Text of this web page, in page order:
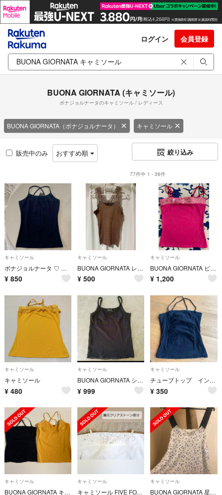
ログイン 会員登録
BUONA GIORNATA (キャミソール)
ボナジョルナータのキャミソール / レディース
BUONA GIORNATA（ボナジョルナータ） キャミソール
販売中のみ おすすめ順 絞り込み
77件中 1 - 36件
キャミソール
ボナジョルナータ ♡ キャミソール インナー
¥ 850
キャミソール
BUONA GIORNATA レース付きリブキャミソール ブラウン
¥ 500
キャミソール
BUONA GIORNATA ピンクキャミソール S
¥ 1,200
キャミソール
キャミソール
¥ 480
キャミソール
BUONA GIORNATA シアー キャミソール 黒
¥ 999
キャミソール
チューブトップ インナー
¥ 350
キャミソール
BUONA GIORNATA キャミソール Sサイズ ２枚セット
キャミソール
キャミソール FIVE FOXes ボナジョルナータ
キャミソール
BUONA GIORNATA 星柄☆キャミソール